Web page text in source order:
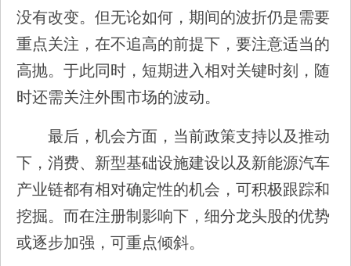
没有改变。但无论如何，期间的波折仍是需要
重点关注，在不追高的前提下，要注意适当的
高抛。于此同时，短期进入相对关键时刻，随
时还需关注外围市场的波动。
最后，机会方面，当前政策支持以及推动
下，消费、新型基础设施建设以及新能源汽车
产业链都有相对确定性的机会，可积极跟踪和
挖掘。而在注册制影响下，细分龙头股的优势
或逐步加强，可重点倾斜。